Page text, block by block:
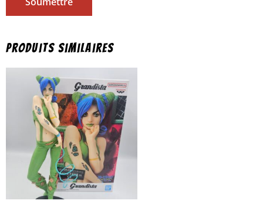
Produits similaires